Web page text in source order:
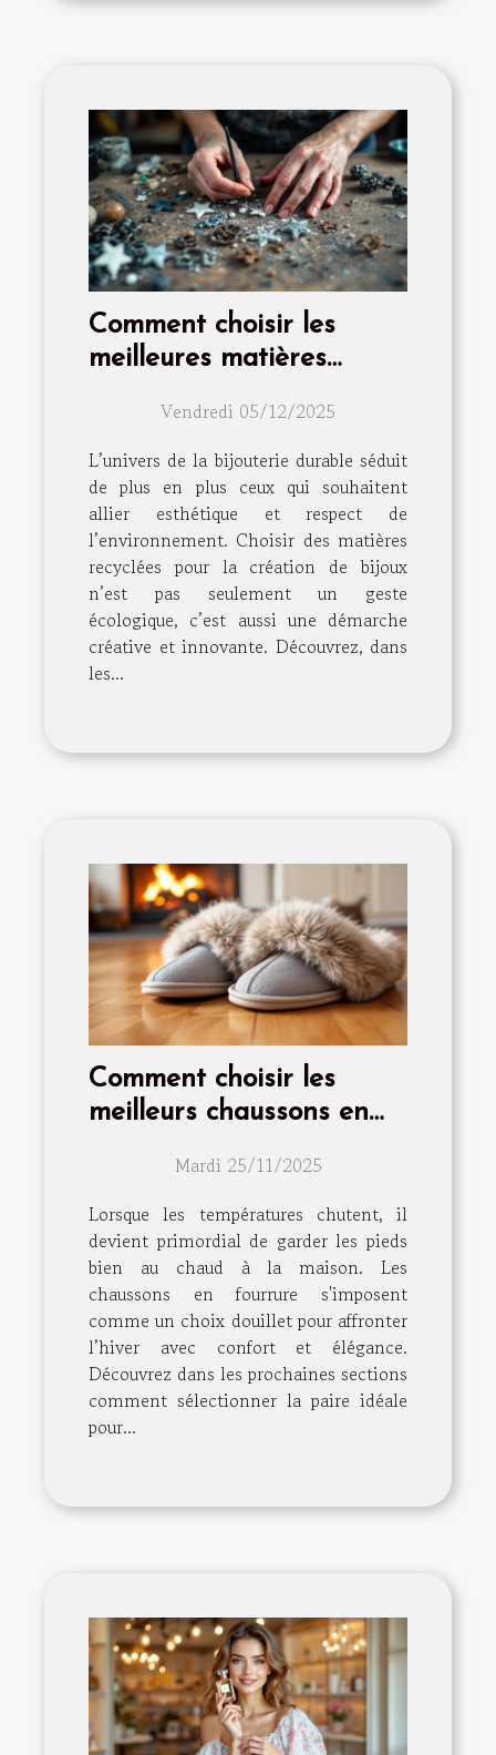
Comment choisir les
meilleures matières
Vendredi 05/12/2025
L’univers de la bijouterie durable séduit
de plus en plus ceux qui souhaitent
allier esthétique et respect de
l’environnement. Choisir des matières
recyclées pour la création de bijoux
n’est pas seulement un geste
écologique, c’est aussi une démarche
créative et innovante. Découvrez, dans
les...
Comment choisir les
meilleurs chaussons en
Mardi 25/11/2025
Lorsque les températures chutent, il
devient primordial de garder les pieds
bien au chaud à la maison. Les
chaussons en fourrure s'imposent
comme un choix douillet pour affronter
l’hiver avec confort et élégance.
Découvrez dans les prochaines sections
comment sélectionner la paire idéale
pour...